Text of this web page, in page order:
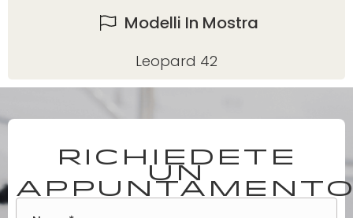
Modelli In Mostra
Leopard 42
Richiedete
un